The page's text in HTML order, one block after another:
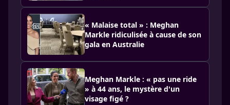
« Malaise total » : Meghan
Markle ridiculisée à cause de son
gala en Australie
Meghan Markle : « pas une ride
» à 44 ans, le mystère d'un
visage figé ?